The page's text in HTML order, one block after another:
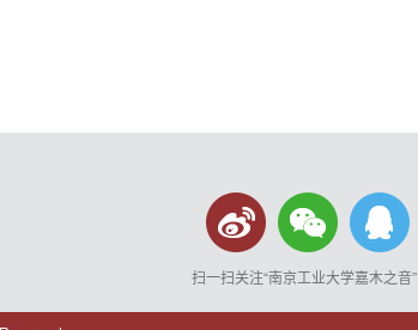
扫一扫关注“南京工业大学嘉木之音”